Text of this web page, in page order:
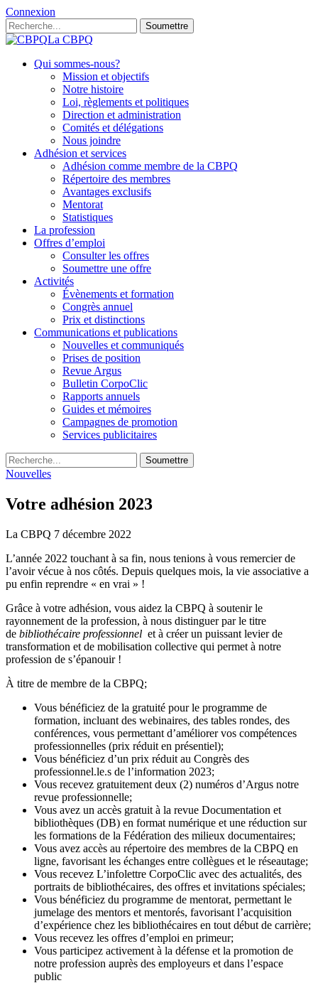
Connexion
Soumettre
La CBPQ
Qui sommes-nous?
Mission et objectifs
Notre histoire
Loi, règlements et politiques
Direction et administration
Comités et délégations
Nous joindre
Adhésion et services
Adhésion comme membre de la CBPQ
Répertoire des membres
Avantages exclusifs
Mentorat
Statistiques
La profession
Offres d’emploi
Consulter les offres
Soumettre une offre
Activités
Évènements et formation
Congrès annuel
Prix et distinctions
Communications et publications
Nouvelles et communiqués
Prises de position
Revue Argus
Bulletin CorpoClic
Rapports annuels
Guides et mémoires
Campagnes de promotion
Services publicitaires
Soumettre
Nouvelles
Votre adhésion 2023
La CBPQ 7 décembre 2022
L’année 2022 touchant à sa fin, nous tenions à vous remercier de
l’avoir vécue à nos côtés. Depuis quelques mois, la vie associative a
pu enfin reprendre « en vrai » !
Grâce à votre adhésion, vous aidez la CBPQ à soutenir le
rayonnement de la profession, à nous distinguer par le titre
de bibliothécaire professionnel et à créer un puissant levier de
transformation et de mobilisation collective qui permet à notre
profession de s’épanouir !
À titre de membre de la CBPQ;
Vous bénéficiez de la gratuité pour le programme de
formation, incluant des webinaires, des tables rondes, des
conférences, vous permettant d’améliorer vos compétences
professionnelles (prix réduit en présentiel);
Vous bénéficiez d’un prix réduit au Congrès des
professionnel.le.s de l’information 2023;
Vous recevez gratuitement deux (2) numéros d’Argus notre
revue professionnelle;
Vous avez un accès gratuit à la revue Documentation et
bibliothèques (DB) en format numérique et une réduction sur
les formations de la Fédération des milieux documentaires;
Vous avez accès au répertoire des membres de la CBPQ en
ligne, favorisant les échanges entre collègues et le réseautage;
Vous recevez L’infolettre CorpoClic avec des actualités, des
portraits de bibliothécaires, des offres et invitations spéciales;
Vous bénéficiez du programme de mentorat, permettant le
jumelage des mentors et mentorés, favorisant l’acquisition
d’expérience chez les bibliothécaires en tout début de carrière;
Vous recevez les offres d’emploi en primeur;
Vous participez activement à la défense et la promotion de
notre profession auprès des employeurs et dans l’espace
public